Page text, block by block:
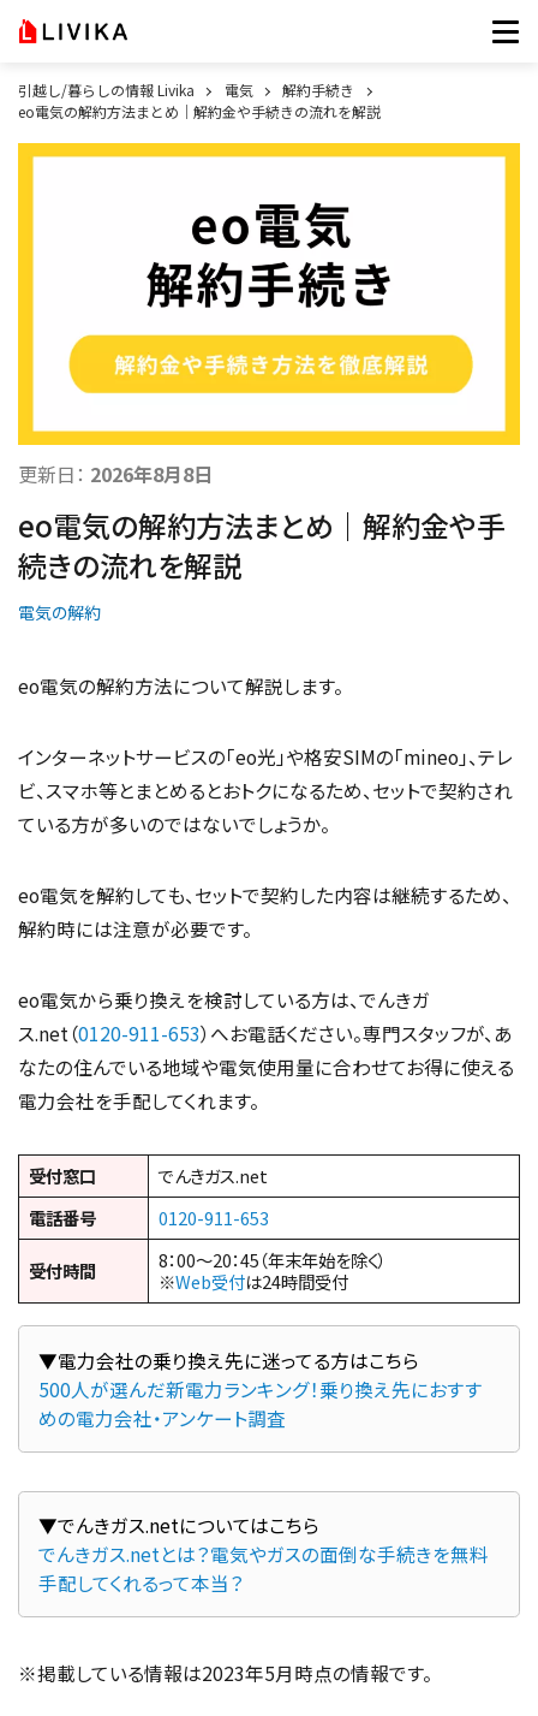
引越し/暮らしの情報 Livika 電気
解約手続き
eo電気の解約方法まとめ｜解約金や手続きの流れを解説
更新日： 2026年8月8日
eo電気の解約方法まとめ｜解約金や手
続きの流れを解説
電気の解約
eo電気の解約方法について解説します。
インターネットサービスの「eo光」や格安SIMの「mineo」、テレ
ビ、スマホ等とまとめるとおトクになるため、セットで契約され
ている方が多いのではないでしょうか。
eo電気を解約しても、セットで契約した内容は継続するため、
解約時には注意が必要です。
eo電気から乗り換えを検討している方は、でんきガ
ス.net（0120-911-653）へお電話ください。専門スタッフが、あ
なたの住んでいる地域や電気使用量に合わせてお得に使える
電力会社を手配してくれます。
受付窓口
でんきガス.net
電話番号
0120-911-653
受付時間
8：00～20：45（年末年始を除く）
※Web受付は24時間受付
500人が選んだ新電力ランキング！乗り換え先におすす
めの電力会社・アンケート調査
でんきガス.netとは？電気やガスの面倒な手続きを無料
手配してくれるって本当？
※掲載している情報は2023年5月時点の情報です。